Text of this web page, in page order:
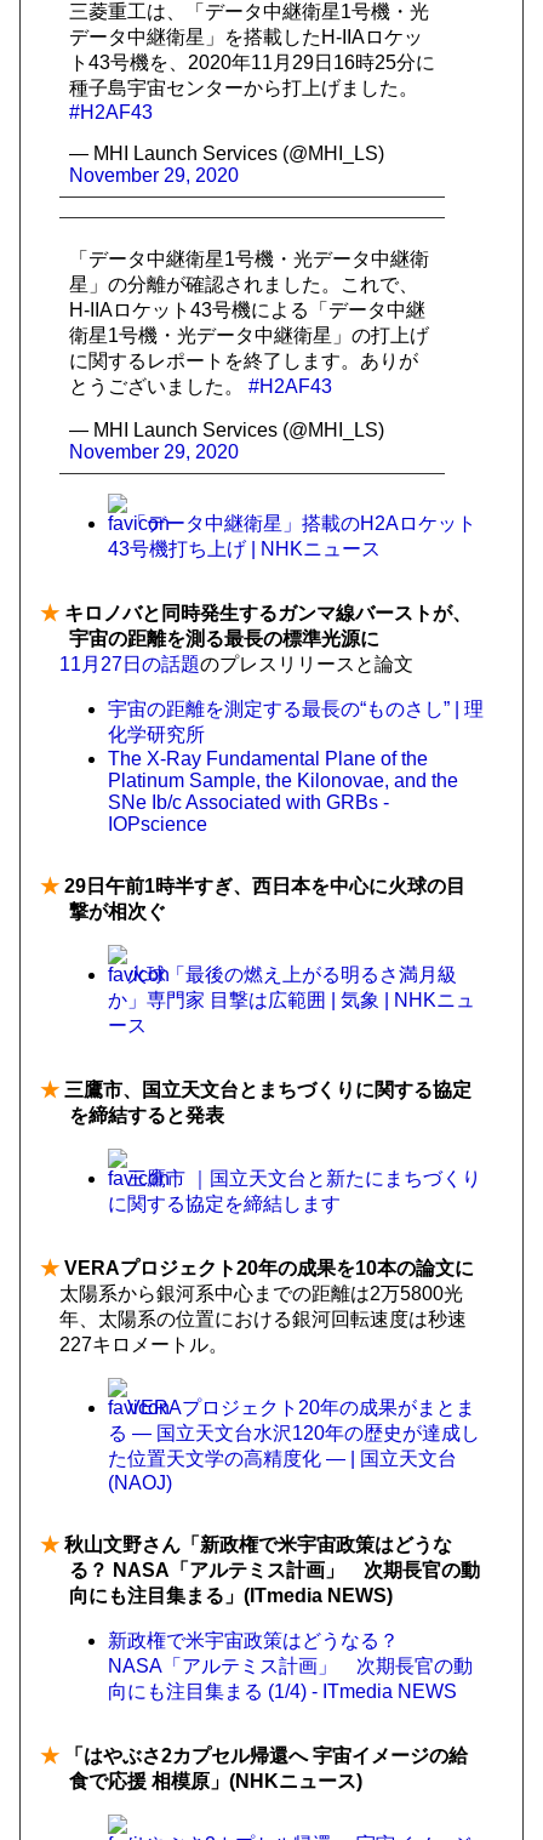
三菱重工は、「データ中継衛星1号機・光
データ中継衛星」を搭載したH-IIAロケッ
ト43号機を、2020年11月29日16時25分に
種子島宇宙センターから打上げました。
#H2AF43
— MHI Launch Services (@MHI_LS)
November 29, 2020
「データ中継衛星1号機・光データ中継衛
星」の分離が確認されました。これで、
H-IIAロケット43号機による「データ中継
衛星1号機・光データ中継衛星」の打上げ
に関するレポートを終了します。ありが
とうございました。 #H2AF43
— MHI Launch Services (@MHI_LS)
November 29, 2020
「データ中継衛星」搭載のH2Aロケット
43号機打ち上げ | NHKニュース
★ キロノバと同時発生するガンマ線バーストが、
宇宙の距離を測る最長の標準光源に
11月27日の話題のプレスリリースと論文
宇宙の距離を測定する最長の“ものさし” | 理
化学研究所
The X-Ray Fundamental Plane of the
Platinum Sample, the Kilonovae, and the
SNe Ib/c Associated with GRBs -
IOPscience
★ 29日午前1時半すぎ、西日本を中心に火球の目
撃が相次ぐ
火球「最後の燃え上がる明るさ満月級
か」専門家 目撃は広範囲 | 気象 | NHKニュ
ース
★ 三鷹市、国立天文台とまちづくりに関する協定
を締結すると発表
三鷹市 ｜国立天文台と新たにまちづくり
に関する協定を締結します
★ VERAプロジェクト20年の成果を10本の論文に
太陽系から銀河系中心までの距離は2万5800光
年、太陽系の位置における銀河回転速度は秒速
227キロメートル。
VERAプロジェクト20年の成果がまとま
る — 国立天文台水沢120年の歴史が達成し
た位置天文学の高精度化 — | 国立天文台
(NAOJ)
★ 秋山文野さん「新政権で米宇宙政策はどうな
る？ NASA「アルテミス計画」 次期長官の動
向にも注目集まる」(ITmedia NEWS)
新政権で米宇宙政策はどうなる？
NASA「アルテミス計画」 次期長官の動
向にも注目集まる (1/4) - ITmedia NEWS
★ 「はやぶさ2カプセル帰還へ 宇宙イメージの給
食で応援 相模原」(NHKニュース)